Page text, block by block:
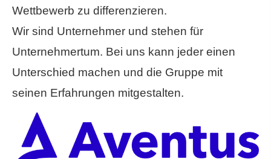
Wettbewerb zu differenzieren.
Wir sind Unternehmer und stehen für
Unternehmertum. Bei uns kann jeder einen
Unterschied machen und die Gruppe mit
seinen Erfahrungen mitgestalten.